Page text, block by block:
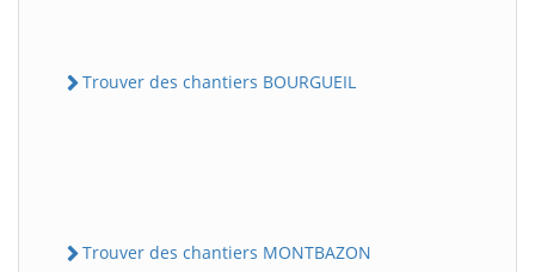
Trouver des chantiers BOURGUEIL
Trouver des chantiers MONTBAZON